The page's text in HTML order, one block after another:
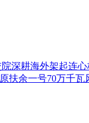
深耕海外架起连心
扶余一号70万千瓦